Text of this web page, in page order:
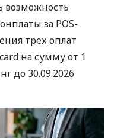
возможность
за POS-
трех оплат
на сумму от 1
до 30.09.2026